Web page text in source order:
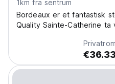
1km fra sentrum
Bordeaux er et fantastisk
Quality Sainte-Catherine
Privatrom